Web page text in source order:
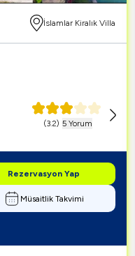
İslamlar Kiralık Villa
(3.2) 5 Yorum
Rezervasyon Yap
Müsaitlik Takvimi